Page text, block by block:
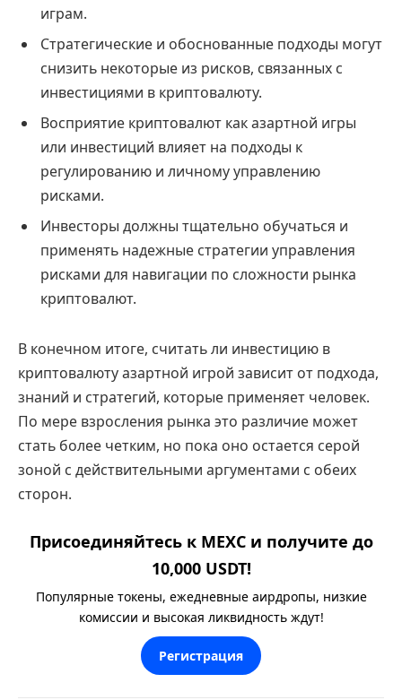
играм.
Стратегические и обоснованные подходы могут
снизить некоторые из рисков, связанных с
инвестициями в криптовалюту.
Восприятие криптовалют как азартной игры
или инвестиций влияет на подходы к
регулированию и личному управлению
рисками.
Инвесторы должны тщательно обучаться и
применять надежные стратегии управления
рисками для навигации по сложности рынка
криптовалют.
В конечном итоге, считать ли инвестицию в
криптовалюту азартной игрой зависит от подхода,
знаний и стратегий, которые применяет человек.
По мере взросления рынка это различие может
стать более четким, но пока оно остается серой
зоной с действительными аргументами с обеих
сторон.
Присоединяйтесь к MEXC и получите до
10,000 USDT!
Популярные токены, ежедневные аирдропы, низкие
комиссии и высокая ликвидность ждут!
Регистрация